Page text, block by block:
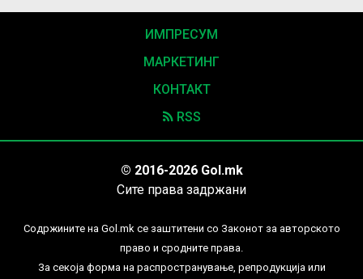
ИМПРЕСУМ
МАРКЕТИНГ
КОНТАКТ
RSS
© 2016-2026 Gol.mk
Сите права задржани
Содржините на Gol.mk се заштитени со Законот за авторското
право и сродните права.
За секоја форма на распространување, репродукција или